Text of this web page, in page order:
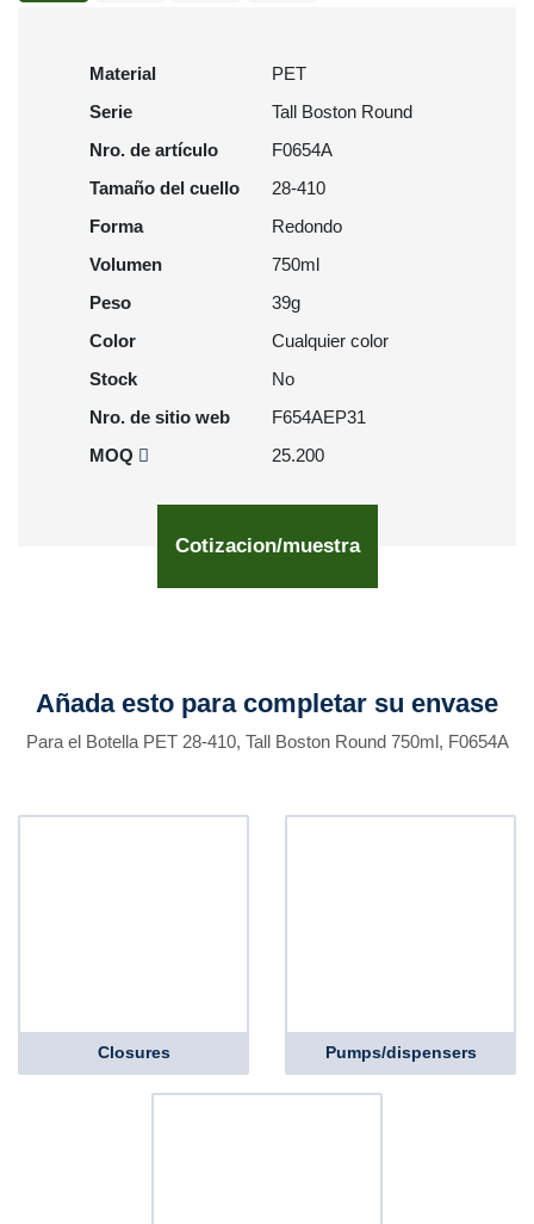
Material
PET
Serie
Tall Boston Round
Nro. de artículo
F0654A
Tamaño del cuello
28-410
Forma
Redondo
Volumen
750ml
Peso
39g
Color
Cualquier color
Stock
No
Nro. de sitio web
F654AEP31
MOQ
25.200
Cotizacion/muestra
Añada esto para completar su envase
Para el Botella PET 28-410, Tall Boston Round 750ml, F0654A
Closures Pumps/dispensers